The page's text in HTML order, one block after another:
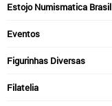
Estojo Numismatica Brasil
Eventos
Figurinhas Diversas
Filatelia